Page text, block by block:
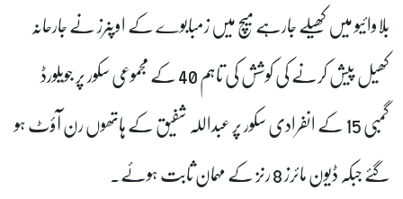
بلاوائیو میں کھیلے جارہے میچ میں زمبابوے کے اوپنرز نے جارحانہ
کھیل پیش کرنے کی کوشش کی تاہم 40 کے مجموعی سکور پر جویلورڈ
گمبی 15 کے انفرادی سکور پر عبداللہ شفیق کے ہاتھوں رن آؤٹ ہو
گئے جبکہ ڈیون مائرز 8 رنز کے مہمان ثابت ہوئے۔